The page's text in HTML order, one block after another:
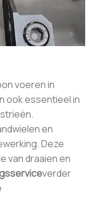
voeren in
ook essentieel in
en
Deze
van draaien en
verder